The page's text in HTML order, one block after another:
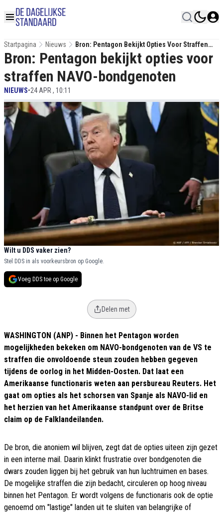
Startpagina Nieuws
Bron: Pentagon Bekijkt Opties Voor Straffen
NAVO-Bondgenoten
Bron: Pentagon bekijkt opties voor
straffen NAVO-bondgenoten
NIEUWS•24 APR , 10:11
Wilt u DDS vaker zien?
Stel DDS in als voorkeursbron op Google.
Voeg DDS toe op Google
Delen met
WASHINGTON (ANP) - Binnen het Pentagon worden
mogelijkheden bekeken om NAVO-bondgenoten van de VS te
straffen die onvoldoende steun zouden hebben gegeven
tijdens de oorlog in het Midden-Oosten. Dat laat een
Amerikaanse functionaris weten aan persbureau Reuters. Het
gaat om opties als het schorsen van Spanje als NAVO-lid en
het herzien van het Amerikaanse standpunt over de Britse
claim op de Falklandeilanden.
De bron, die anoniem wil blijven, zegt dat de opties uiteen zijn gezet
in een interne mail. Daarin klinkt frustratie over bondgenoten die
dwars zouden liggen bij het gebruik van hun luchtruimen en bases.
De mogelijke straffen die zijn bedacht, circuleren op hoog niveau
binnen het Pentagon. Er wordt volgens de functionaris ook de optie
genoemd om "lastige" landen uit te sluiten van belangrijke of